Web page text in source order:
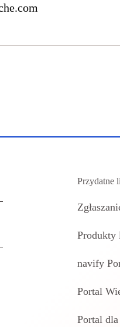
Przydatne
Produkty
navify
Portal
Portal